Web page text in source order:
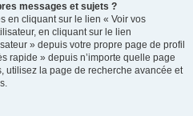
messages et sujets ?
en cliquant sur le lien « Voir vos
en cliquant sur le lien
» depuis votre propre page de profil
rapide » depuis n’importe quelle page
utilisez la page de recherche avancée et